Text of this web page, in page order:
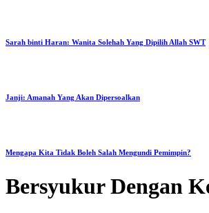
Sarah binti Haran: Wanita Solehah Yang Dipilih Allah SWT
Janji: Amanah Yang Akan Dipersoalkan
Mengapa Kita Tidak Boleh Salah Mengundi Pemimpin?
Bersyukur Dengan